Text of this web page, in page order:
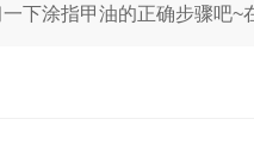
下涂指甲油的正确步骤吧~